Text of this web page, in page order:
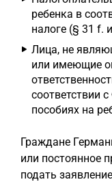
ребенка в
налоге (§ 31 f.
Лица, не
или имеющие
соответствии
пособиях на
Граждане
или постоянное
подать